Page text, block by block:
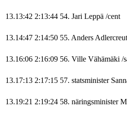
13.13:42 2:13:44 54. Jari Leppä /cent
13.14:47 2:14:50 55. Anders
13.16:06 2:16:09 56. Ville Vähämäki /
13.17:13 2:17:15 57. statsminister
13.19:21 2:19:24 58. näringsminister